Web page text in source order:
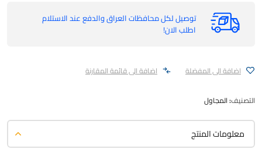
توصيل لكل محافظات العراق والدفع عند الاستلام
اطلب الان!
اضافة الى المفضلة اضافة الى قائمة المقارنة
التصنيف:المجاول
معلومات المنتج